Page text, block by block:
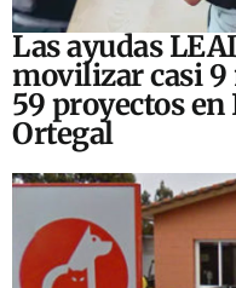
Las ayudas
movilizar casi 9
59 proyectos
Ortegal